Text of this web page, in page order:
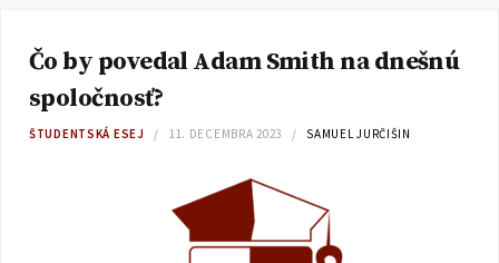
e
b
T
Čo by povedal Adam Smith na dnešnú
spoločnosť?
ŠTUDENTSKÁ ESEJ 11. DECEMBRA 2023 SAMUEL JURČIŠIN